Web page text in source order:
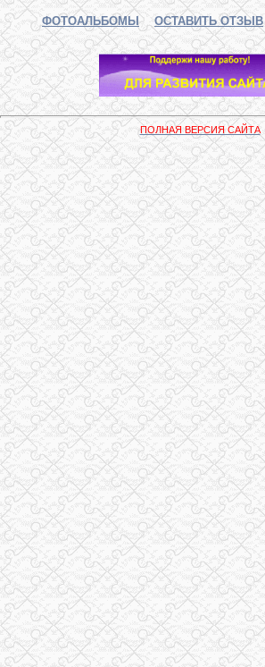
ФОТОАЛЬБОМЫ ОСТАВИТЬ ОТЗЫВ
ПОЛНАЯ ВЕРСИЯ САЙТА